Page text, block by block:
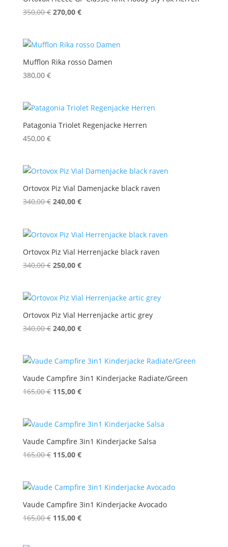
350,00€ Ursprünglicher
350,00 €
270,00 €Aktueller
270,00 €.
Mufflon Rika rosso Damen
380,00 €
Patagonia Triolet Regenjacke Herren
450,00 €
Ortovox Piz Vial Damenjacke black raven
340,00€ Ursprünglicher
340,00 €
240,00 €Aktueller
240,00 €.
Ortovox Piz Vial Herrenjacke black raven
340,00€ Ursprünglicher
340,00 €
250,00 €Aktueller
250,00 €.
Ortovox Piz Vial Herrenjacke artic grey
340,00€ Ursprünglicher
340,00 €
240,00 €Aktueller
240,00 €.
Vaude Campfire 3in1 Kinderjacke Radiate/Green
165,00€ Ursprünglicher
165,00 €
115,00 €Aktueller
115,00 €.
Vaude Campfire 3in1 Kinderjacke Salsa
165,00€ Ursprünglicher
165,00 €
115,00 €Aktueller
115,00 €.
Vaude Campfire 3in1 Kinderjacke Avocado
165,00€ Ursprünglicher
115,00 €Aktueller